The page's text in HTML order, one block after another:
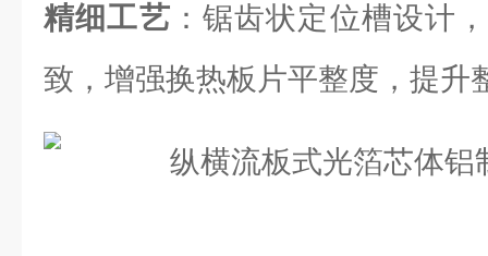
精细工艺 ：锯齿状定位槽设计
致，增强换热板片平整度，提升